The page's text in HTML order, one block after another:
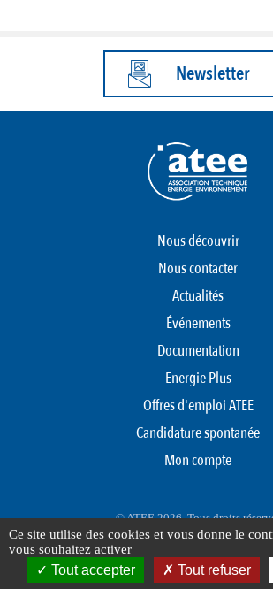
Newsletter
Nous découvrir
Nous contacter
Actualités
Événements
Documentation
Energie Plus
Offres d'emploi ATEE
Candidature spontanée
Mon compte
© ATEE 2026. Tous droits
FOOTER
Protection des données personnelles
Ce site utilise des cookies et vous donne le
vous souhaitez activer
Tout accepter Tout refuser